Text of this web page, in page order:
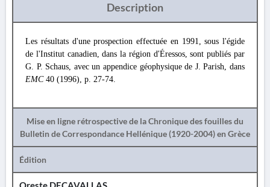
Description
Les résultats d'une prospection effectuée en 1991, sous l'égide
de l'Institut canadien, dans la région d'Éressos, sont publiés par
G. P. Schaus, avec un appendice géophysique de J. Parish, dans
EMC 40 (1996), p. 27-74.
Mise en ligne rétrospective de la Chronique des fouilles du
Bulletin de Correspondance Hellénique (1920-2004) en Grèce
Édition